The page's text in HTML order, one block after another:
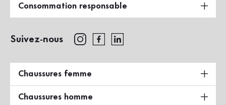
Consommation responsable
Suivez-nous
Chaussures femme
Chaussures homme